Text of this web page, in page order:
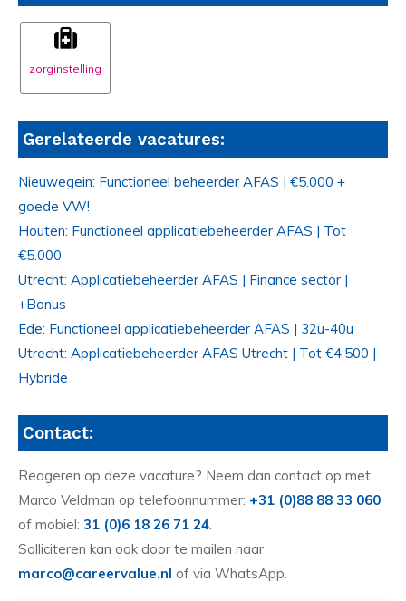
zorginstelling
Gerelateerde vacatures:
Nieuwegein: Functioneel beheerder AFAS | €5.000 +
goede VW!
Houten: Functioneel applicatiebeheerder AFAS | Tot
€5.000
Utrecht: Applicatiebeheerder AFAS | Finance sector |
+Bonus
Ede: Functioneel applicatiebeheerder AFAS | 32u-40u
Utrecht: Applicatiebeheerder AFAS Utrecht | Tot €4.500 |
Hybride
Contact:
Reageren op deze vacature? Neem dan contact op met:
Marco Veldman op telefoonnummer: +31 (0)88 88 33 060
of mobiel: 31 (0)6 18 26 71 24
Solliciteren kan ook door te mailen naar
marco@careervalue.nl of via WhatsApp.